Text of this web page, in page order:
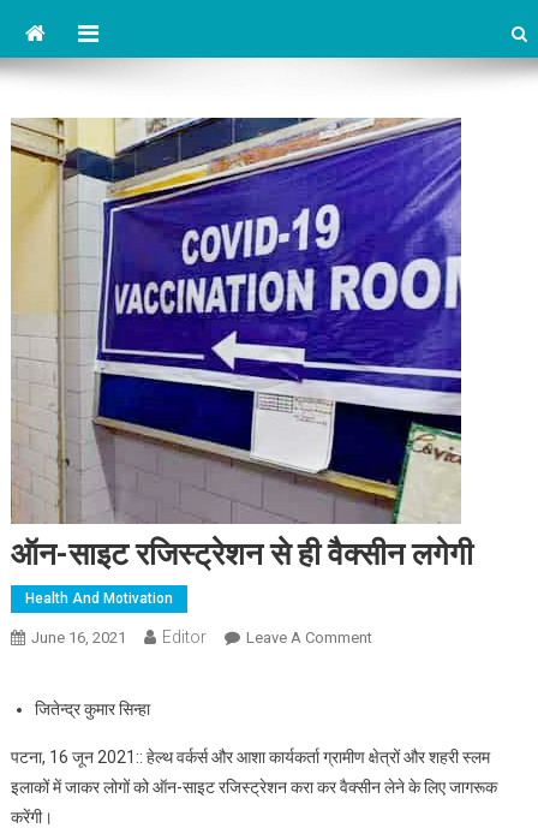
ऑन-साइट रजिस्ट्रेशन से ही वैक्सीन लगेगी
Health And Motivation
June 16, 2021 Editor Leave A CommentOn ऑन-साइट रजिस्ट्रेशन से
जितेन्द्र कुमार सिन्हा
पटना, 16 जून 2021:: हेल्थ वर्कर्स और आशा कार्यकर्ता ग्रामीण क्षेत्रों और शहरी स्लम
इलाकों में जाकर लोगों को ऑन-साइट रजिस्ट्रेशन करा कर वैक्सीन लेने के लिए जागरूक
करेंगी।